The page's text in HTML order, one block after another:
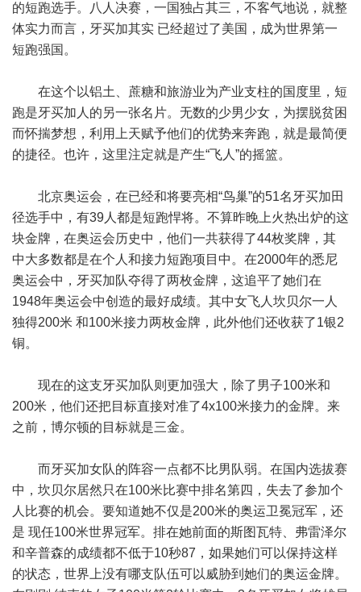
的短跑选手。八人决赛，一国独占其三，不客气地说，就整
体实力而言，牙买加其实 已经超过了美国，成为世界第一
短跑强国。
在这个以铝土、蔗糖和旅游业为产业支柱的国度里，短
跑是牙买加人的另一张名片。无数的少男少女，为摆脱贫困
而怀揣梦想，利用上天赋予他们的优势来奔跑，就是最简便
的捷径。也许，这里注定就是产生“飞人”的摇篮。
北京奥运会，在已经和将要亮相“鸟巢”的51名牙买加田
径选手中，有39人都是短跑悍将。不算昨晚上火热出炉的这
块金牌，在奥运会历史中，他们一共获得了44枚奖牌，其
中大多数都是在个人和接力短跑项目中。在2000年的悉尼
奥运会中，牙买加队夺得了两枚金牌，这追平了她们在
1948年奥运会中创造的最好成绩。其中女飞人坎贝尔一人
独得200米 和100米接力两枚金牌，此外他们还收获了1银2
铜。
现在的这支牙买加队则更加强大，除了男子100米和
200米，他们还把目标直接对准了4x100米接力的金牌。来
之前，博尔顿的目标就是三金。
而牙买加女队的阵容一点都不比男队弱。在国内选拔赛
中，坎贝尔居然只在100米比赛中排名第四，失去了参加个
人比赛的机会。要知道她不仅是200米的奥运卫冕冠军，还
是 现任100米世界冠军。排在她前面的斯图瓦特、弗雷泽尔
和辛普森的成绩都不低于10秒87，如果她们可以保持这样
的状态，世界上没有哪支队伍可以威胁到她们的奥运金牌。